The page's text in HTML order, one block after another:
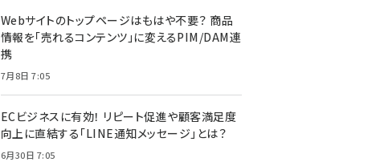
Webサイトのトップページはもはや不要？ 商品
情報を「売れるコンテンツ」に変えるPIM/DAM連
携
7月8日 7:05
ECビジネスに有効！ リピート促進や顧客満足度
向上に直結する「LINE通知メッセージ」とは？
6月30日 7:05